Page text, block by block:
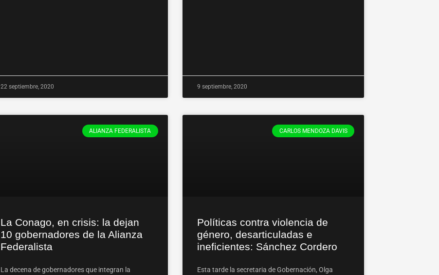
22 septiembre, 2020 9 septiembre, 2020
ALIANZA FEDERALISTA
La Conago, en crisis: la dejan
10 gobernadores de la Alianza
Federalista
La decena de gobernadores que integran la
CARLOS MENDOZA DAVIS
Políticas contra violencia de
género, desarticuladas e
ineficientes: Sánchez Cordero
Esta tarde la secretaria de Gobernación, Olga